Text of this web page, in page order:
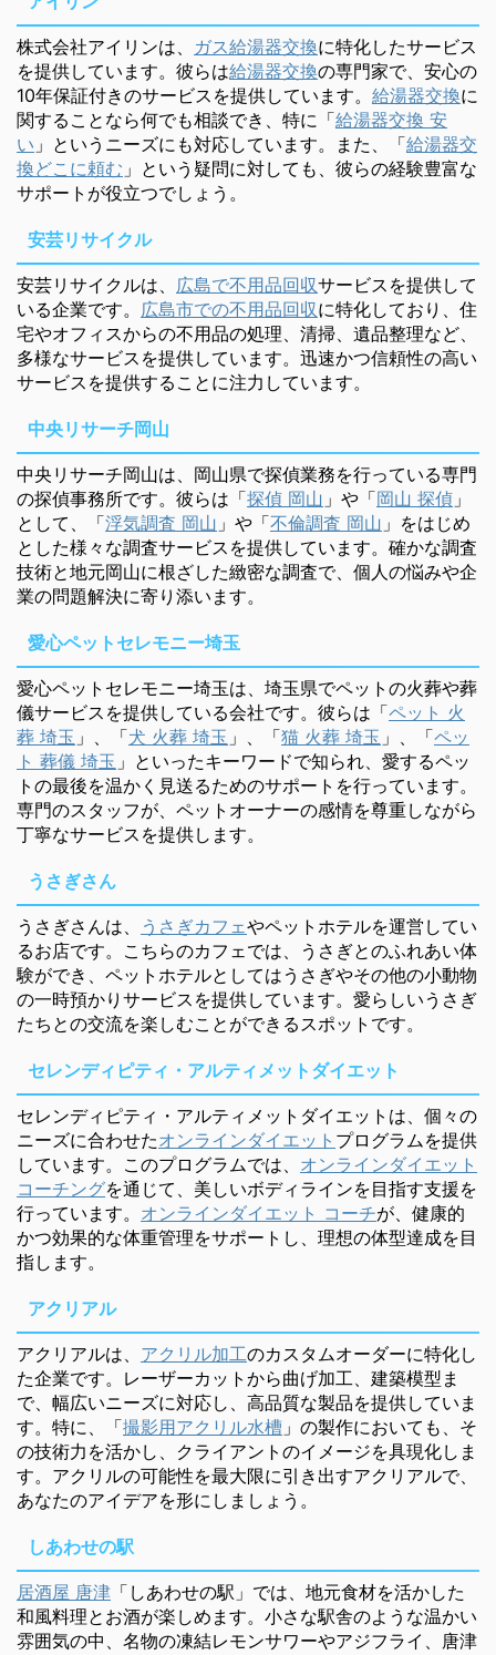
株式会社アイリンは、 ガス給湯器交換に特化したサービス
を提供しています。彼らは給湯器交換の専門家で、安心の
10年保証付きのサービスを提供しています。 給湯器交換に
関することなら何でも相談でき、特に「給湯器交換 安
い 」というニーズにも対応しています。また、「給湯器交
換どこに頼む 」という疑問に対しても、彼らの経験豊富な
サポートが役立つでしょう。
安芸リサイクル
安芸リサイクルは、 広島で不用品回収サービスを提供して
いる企業です。 広島市での不用品回収に特化しており、住
宅やオフィスからの不用品の処理、清掃、遺品整理など、
多様なサービスを提供しています。迅速かつ信頼性の高い
サービスを提供することに注力しています。
中央リサーチ岡山
中央リサーチ岡山は、岡山県で探偵業務を行っている専門
の探偵事務所です。彼らは「探偵 岡山 」や「岡山 探偵 」
として、「浮気調査 岡山 」や「不倫調査 岡山 」をはじめ
とした様々な調査サービスを提供しています。確かな調査
技術と地元岡山に根ざした緻密な調査で、個人の悩みや企
業の問題解決に寄り添います。
愛心ペットセレモニー埼玉
愛心ペットセレモニー埼玉は、埼玉県でペットの火葬や葬
儀サービスを提供している会社です。彼らは「ペット 火
葬 埼玉 」、「犬 火葬 埼玉 」、「猫 火葬 埼玉 」、「ペッ
ト 葬儀 埼玉 」といったキーワードで知られ、愛するペッ
トの最後を温かく見送るためのサポートを行っています。
専門のスタッフが、ペットオーナーの感情を尊重しながら
丁寧なサービスを提供します。
うさぎさん
うさぎさんは、 うさぎカフェやペットホテルを運営してい
るお店です。こちらのカフェでは、うさぎとのふれあい体
験ができ、ペットホテルとしてはうさぎやその他の小動物
の一時預かりサービスを提供しています。愛らしいうさぎ
たちとの交流を楽しむことができるスポットです。
セレンディピティ・アルティメットダイエット
セレンディピティ・アルティメットダイエットは、個々の
ニーズに合わせたオンラインダイエット プログラムを提供
しています。このプログラムでは、 オンラインダイエット
コーチングを通じて、美しいボディラインを目指す支援を
行っています。 オンラインダイエット コーチが、健康的
かつ効果的な体重管理をサポートし、理想の体型達成を目
指します。
アクリアル
アクリアルは、 アクリル加工のカスタムオーダーに特化し
た企業です。レーザーカットから曲げ加工、建築模型ま
で、幅広いニーズに対応し、高品質な製品を提供していま
す。特に、「撮影用アクリル水槽 」の製作においても、そ
の技術力を活かし、クライアントのイメージを具現化しま
す。アクリルの可能性を最大限に引き出すアクリアルで、
あなたのアイデアを形にしましょう。
しあわせの駅
居酒屋 唐津 「しあわせの駅」では、地元食材を活かした
和風料理とお酒が楽しめます。小さな駅舎のような温かい
雰囲気の中、名物の凍結レモンサワーやアジフライ、唐津